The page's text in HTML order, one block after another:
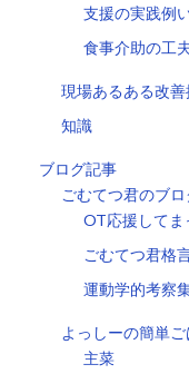
支援の実践例
食事介助の工
現場あるある改善
知識
ブログ記事
ごむてつ君のブロ
OT応援してま
ごむてつ君格
運動学的考察
よっしーの簡単ご
主菜